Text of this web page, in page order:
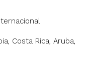
Costa Rica, Aruba,